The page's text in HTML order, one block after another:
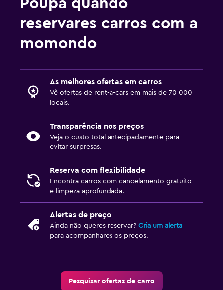
Poupa quando
reservares carros com a
momondo
As melhores ofertas em carros
Vê ofertas de rent-a-cars em mais de 70 000
locais.
Transparência nos preços
Veja o custo total antecipadamente para
evitar surpresas.
Reserva com flexibilidade
Encontra carros com cancelamento gratuito
e limpeza aprofundada.
Alertas de preço
Ainda não queres reservar? Cria um alerta
para acompanhares os preços.
Pesquisar ofertas de carro